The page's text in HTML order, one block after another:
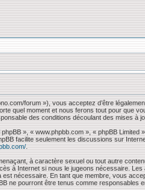
forum »), vous acceptez d’être
quel moment et nous ferons tout pour que
des conditions découlant des mises à
», « www.phpbb.com », « phpBB
facilite seulement les discussions sur
à caractère sexuel ou tout autre
à Internet si nous le jugeons nécessaire.
nécessaire. En tant que membre, vous
pourront être tenus comme responsables